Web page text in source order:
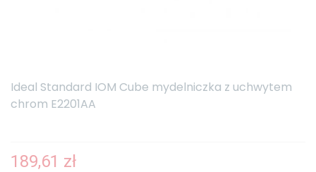
Ideal Standard IOM Cube mydelniczka z uchwytem
chrom E2201AA
189,61 zł